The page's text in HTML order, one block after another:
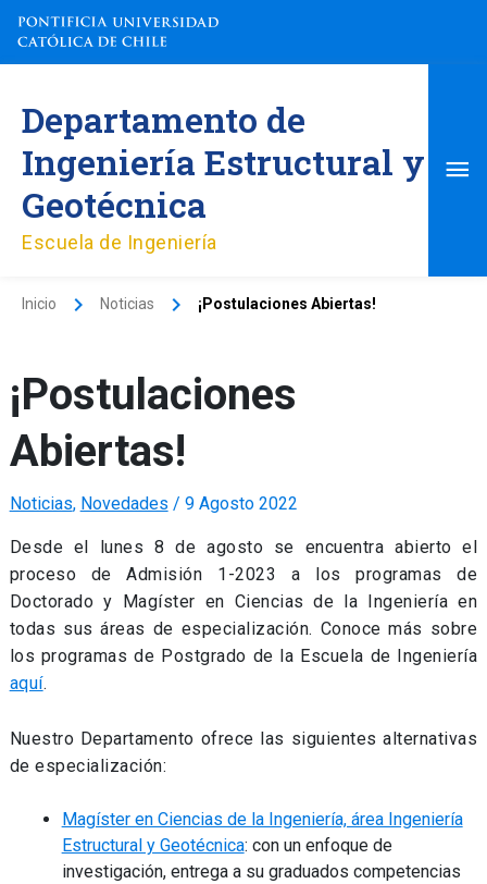
contenido
Departamento de
Ingeniería Estructural y
Geotécnica
Escuela de Ingeniería
Inicio Noticias ¡Postulaciones Abiertas!
¡Postulaciones
Abiertas!
Noticias, Novedades / 9 Agosto 2022
Desde el lunes 8 de agosto se encuentra abierto el
proceso de Admisión 1-2023 a los programas de
Doctorado y Magíster en Ciencias de la Ingeniería en
todas sus áreas de especialización. Conoce más sobre
los programas de Postgrado de la Escuela de Ingeniería
aquí.
Nuestro Departamento ofrece las siguientes alternativas
de especialización:
Magíster en Ciencias de la Ingeniería, área Ingeniería
Estructural y Geotécnica: con un enfoque de
investigación, entrega a su graduados competencias